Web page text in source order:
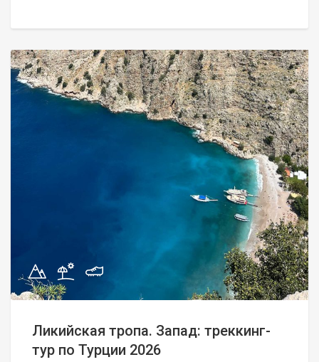
Ликийская тропа. Запад: треккинг-
тур по Турции 2026